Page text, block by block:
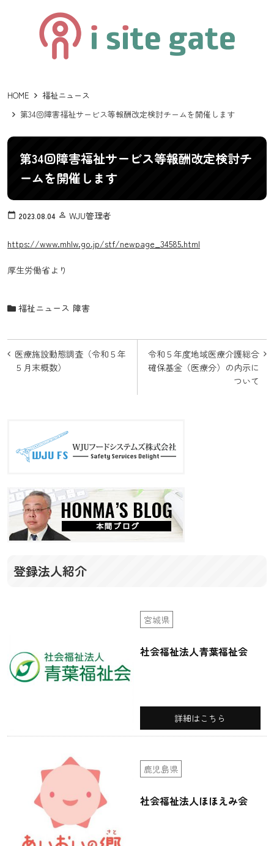
HOME
福祉ニュース
第34回障害福祉サービス等報酬改定検討チームを開催します
第34回障害福祉サービス等報酬改定検討チ
ームを開催します
calendar_today 2023.08.04 person_outline WJU管理者
https://www.mhlw.go.jp/stf/newpage_34585.html
厚生労働省より
福祉ニュース 障害
投
稿
ー
ョ
ン
令和５年度地域医療介護総合
確保基金（医療分）の内示に
ついて
医療施設動態調査（令和５年
５月末概数）
登録法人紹介
宮城県
社会福祉法人青葉福祉会
詳細はこちら
鹿児島県
社会福祉法人ほほえみ会